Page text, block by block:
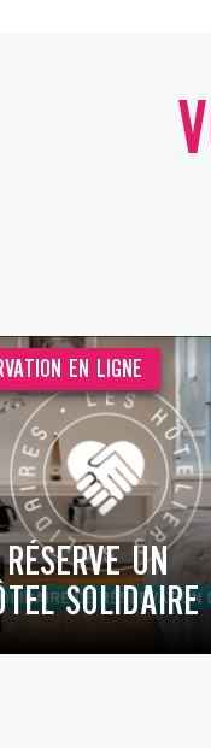
EN LIGNE
UN
SOLIDAIRE